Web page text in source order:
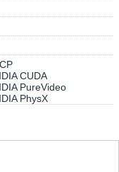
CUDA
PureVideo
PhysX